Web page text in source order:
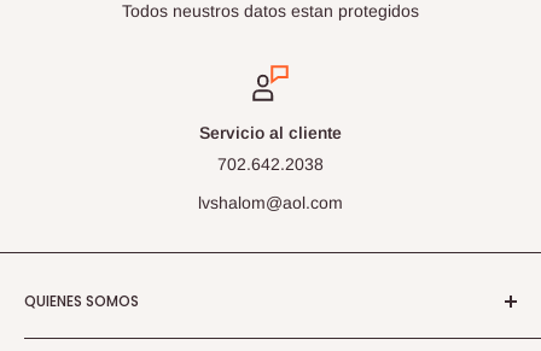
Todos neustros datos estan protegidos
Servicio al cliente
702.642.2038
lvshalom@aol.com
QUIENES SOMOS